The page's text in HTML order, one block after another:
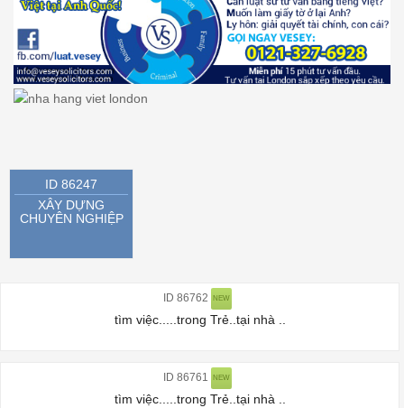
ID 86247
XÂY DỰNG
CHUYÊN NGHIỆP
ID 86762 NEW
tìm việc.....trong Trẻ..tại nhà ..
ID 86761 NEW
tìm việc.....trong Trẻ..tại nhà ..